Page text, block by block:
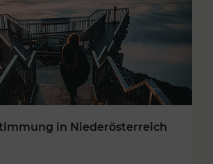
in Niederösterreich